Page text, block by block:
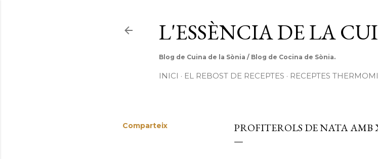
L'ESSÈNCIA DE LA
Blog de Cuina de la Sònia / Blog de Cocina de Sònia.
INICI EL REBOST DE RECEPTES RECEPTES
Comparteix PROFITEROLS DE NATA AMB